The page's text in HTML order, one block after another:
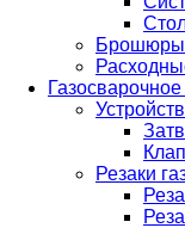
Брошюры
Резаки